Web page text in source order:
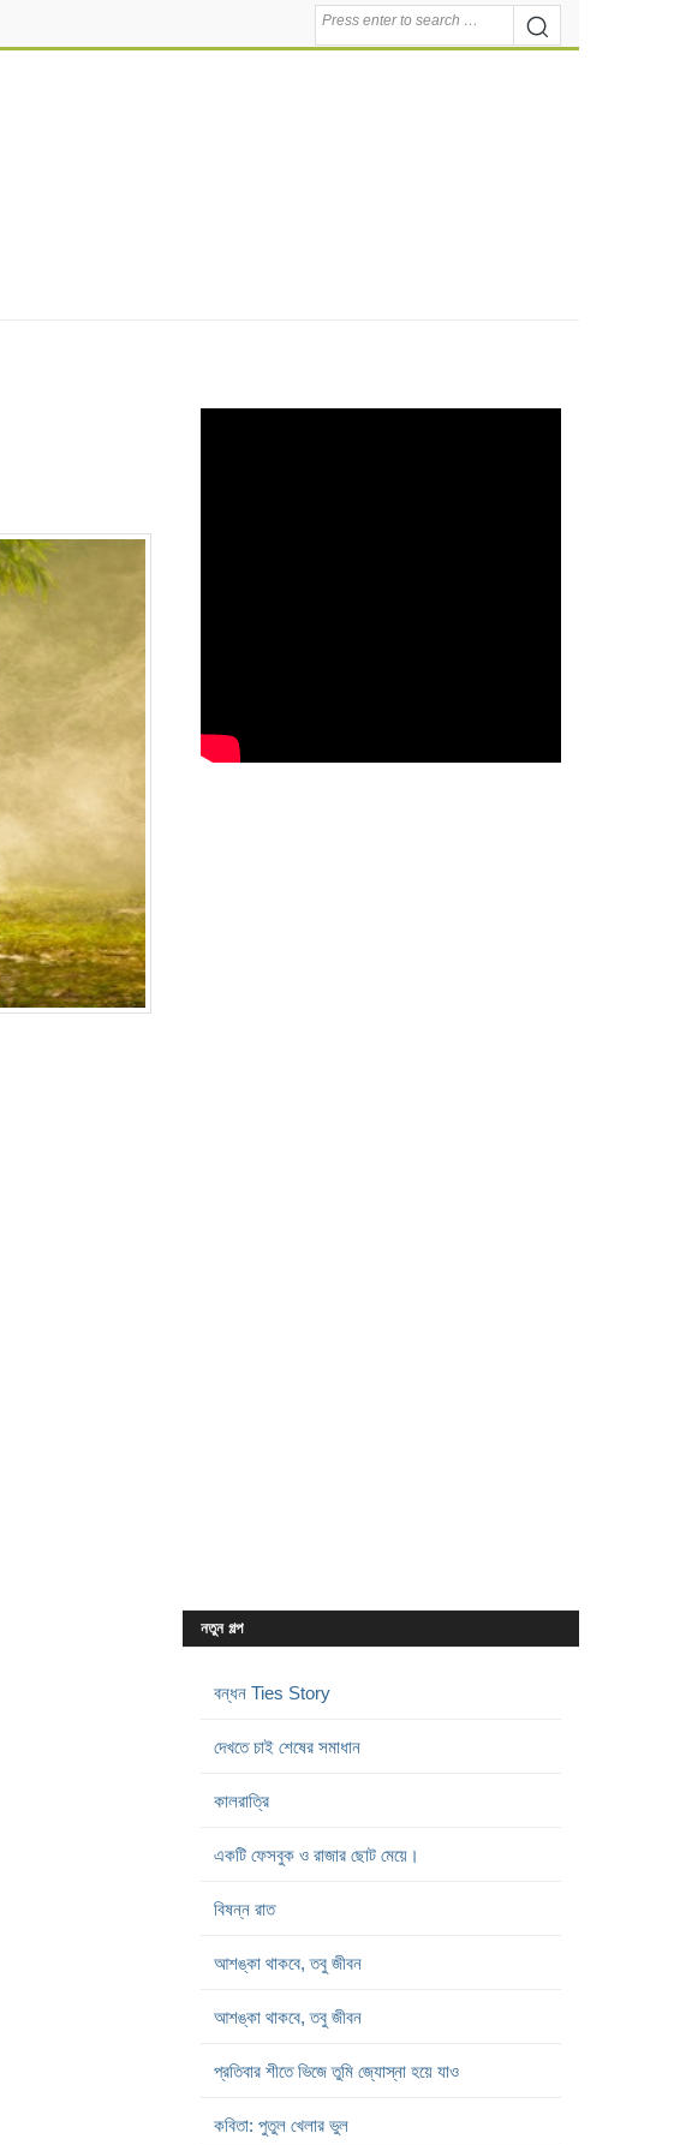
নতুন গল্প
বন্ধন Ties Story
দেখতে চাই শেষের সমাধান
কালরাত্রি
একটি ফেসবুক ও রাজার ছোট মেয়ে।
বিষন্ন রাত
আশঙ্কা থাকবে, তবু জীবন
আশঙ্কা থাকবে, তবু জীবন
প্রতিবার শীতে ভিজে তুমি জ্যোস্না হয়ে যাও
কবিতা: পুতুল খেলার ভুল